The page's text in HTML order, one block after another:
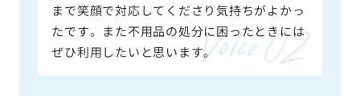
まで笑顔で対応してくださり気持ちがよかっ
たです。また不用品の処分に困ったときには
ぜひ利用したいと思います。